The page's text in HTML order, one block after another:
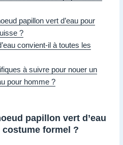
papillon vert d’eau pour
?
convient-il à toutes les
à suivre pour nouer un
pour homme ?
papillon vert d’eau
formel ?